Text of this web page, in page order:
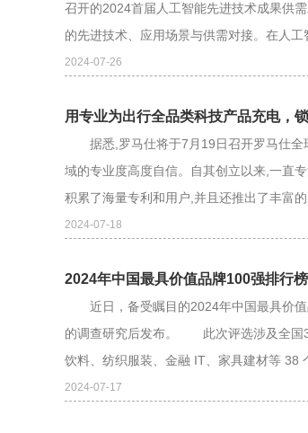
召开的2024首届人工智能先进技术成果
的先进技术、应用场景与供需对接。在人工
2024-07-26
用专业为出行全品类科技产品充电，
据悉,罗马仕将于7月19日召开罗马仕全
域的专业度高度自信。自其创立以来,一直
积累了海量专利和用户,并且还推出了丰富
2024-07-18
2024年中国最具价值品牌100强排行
近日，备受瞩目的2024年中国最具价值
的调查研究后发布。 此次评选涉及全国
饮料、纺织服装、金融 IT、家具建材等 38
2024-07-17